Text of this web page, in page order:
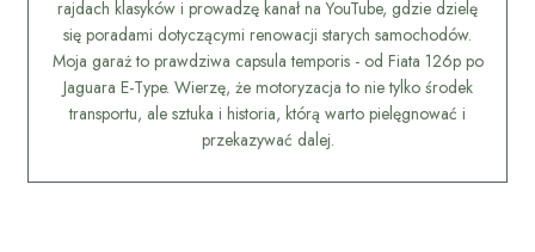
rajdach klasyków i prowadzę kanał na YouTube, gdzie dzielę
się poradami dotyczącymi renowacji starych samochodów.
Moja garaż to prawdziwa capsula temporis - od Fiata 126p po
Jaguara E-Type. Wierzę, że motoryzacja to nie tylko środek
transportu, ale sztuka i historia, którą warto pielęgnować i
przekazywać dalej.